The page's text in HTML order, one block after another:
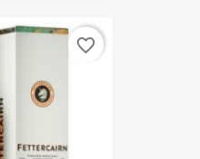
favorite_border